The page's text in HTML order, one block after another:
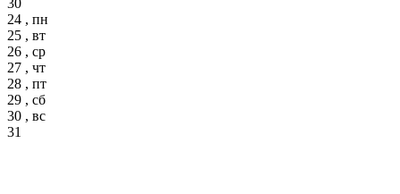
24 , пн
25 , вт
26 , ср
27 , чт
28 , пт
29 , сб
30 , вс
31